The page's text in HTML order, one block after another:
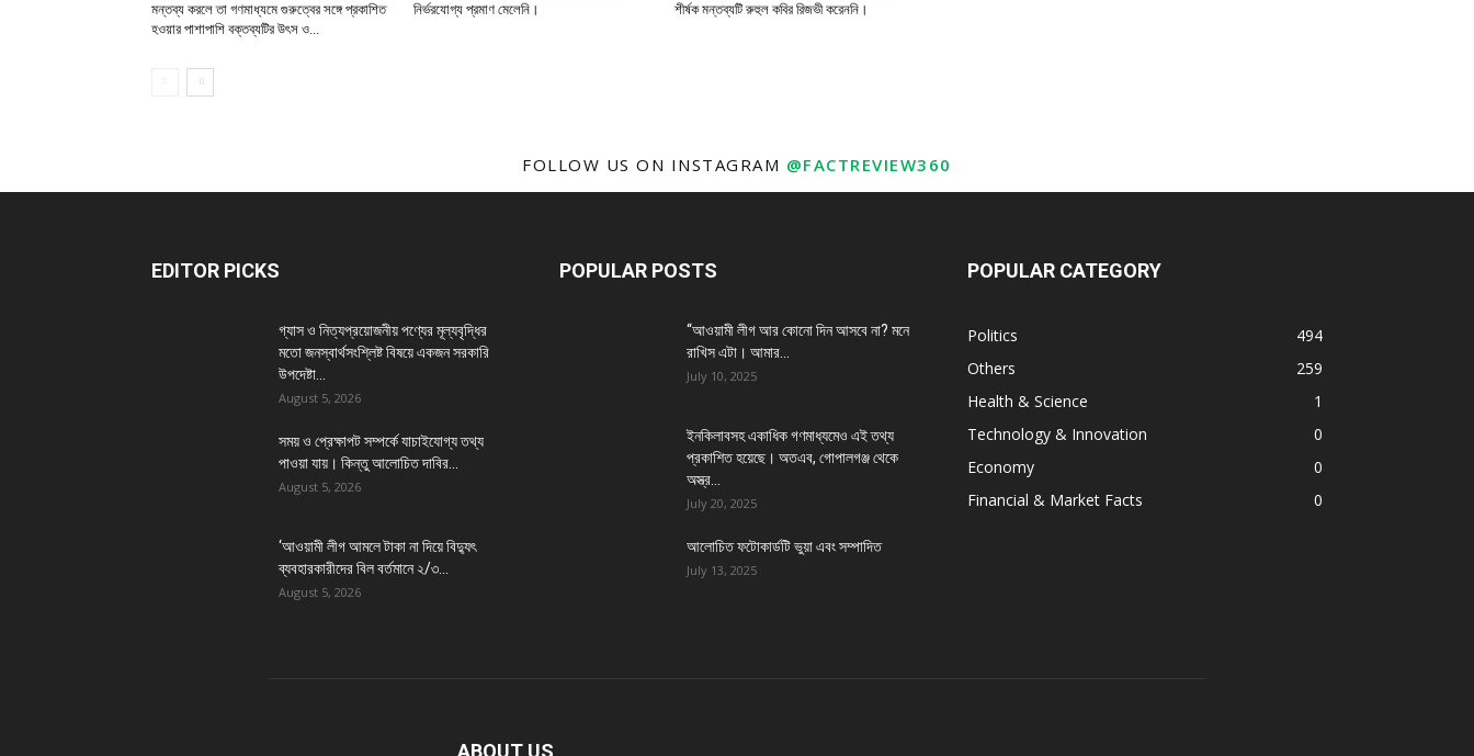
মন্তব্য করলে তা গণমাধ্যমে গুরুত্বের সঙ্গে প্রকাশিত
হওয়ার পাশাপাশি বক্তব্যটির উৎস ও...
নির্ভরযোগ্য প্রমাণ মেলেনি।
শীর্ষক মন্তব্যটি রুহুল কবির রিজভী করেননি।
FOLLOW US ON INSTAGRAM @FACTREVIEW360
EDITOR PICKS
গ্যাস ও নিত্যপ্রয়োজনীয় পণ্যের মূল্যবৃদ্ধির
মতো জনস্বার্থসংশ্লিষ্ট বিষয়ে একজন সরকারি
উপদেষ্টা...
August 5, 2026
সময় ও প্রেক্ষাপট সম্পর্কে যাচাইযোগ্য তথ্য
পাওয়া যায়। কিন্তু আলোচিত দাবির...
August 5, 2026
‘আওয়ামী লীগ আমলে টাকা না দিয়ে বিদ্যুৎ
ব্যবহারকারীদের বিল বর্তমানে ২/৩...
August 5, 2026
POPULAR POSTS
“আওয়ামী লীগ আর কোনো দিন আসবে না? মনে
রাখিস এটা। আমার...
July 10, 2025
ইনকিলাবসহ একাধিক গণমাধ্যমেও এই তথ্য
প্রকাশিত হয়েছে। অতএব, গোপালগঞ্জ থেকে
অস্ত্র...
July 20, 2025
আলোচিত ফটোকার্ডটি ভুয়া এবং সম্পাদিত
July 13, 2025
POPULAR CATEGORY
Politics
494
Others
259
Health & Science
1
Technology & Innovation
0
Economy
0
Financial & Market Facts
0
ABOUT US